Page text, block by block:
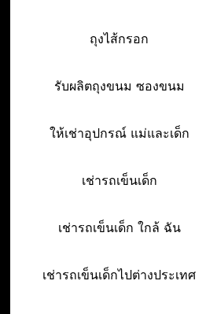
ถุงไส้กรอก
รับผลิตถุงขนม ซองขนม
ให้เช่าอุปกรณ์ แม่และเด็ก
เช่ารถเข็นเด็ก
เช่ารถเข็นเด็ก ใกล้ ฉัน
เช่ารถเข็นเด็กไปต่างประเทศ